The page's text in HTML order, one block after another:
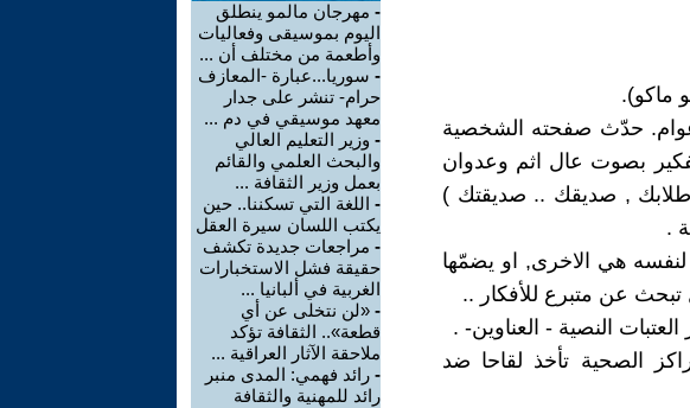
ماكو).
حدّث صفحته الشخصية
بصوت عال اثم وعدوان
طلابك , صديقك .. صديقتك )
.
لنفسه هي الاخرى, او يضمّها
عن متبرع للأفكار ..
النصية - العناوين- .
الصحية تأخذ لقاحا ضد
- مهرجان مالمو ينطلق
اليوم بموسيقى وفعاليات
وأطعمة من مختلف أن ...
- سوريا...عبارة -المعازف
حرام- تنشر على جدار
معهد موسيقي في دم ...
- وزير التعليم العالي
والبحث العلمي والقائم
بعمل وزير الثقافة ...
- اللغة التي تسكننا.. حين
يكتب اللسان سيرة العقل
- مراجعات جديدة تكشف
حقيقة فشل الاستخبارات
الغربية في ألبانيا ...
- «لن نتخلى عن أي
قطعة».. الثقافة تؤكد
ملاحقة الآثار العراقية ...
- رائد فهمي: المدى منبر
رائد للمهنية والثقافة